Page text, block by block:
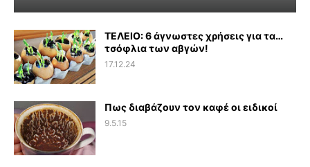
ΤΕΛΕΙΟ: 6 άγνωστες χρήσεις για τα…
τσόφλια των αβγών!
17.12.24
Πως διαβάζουν τον καφέ οι ειδικοί
9.5.15